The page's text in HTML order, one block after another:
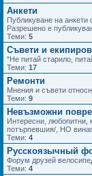
Анкети
Публикуване на анкети
Разрешено е
Теми: 5
Съвети и
"Не питай старило,
Теми: 17
Ремонти
Мнения и съвети
Теми: 9
Невъзможни
Интересни, любопитни,
потърпевшия/, НО
Теми: 4
Русскоязычный
Форум друзей
Теми: 4